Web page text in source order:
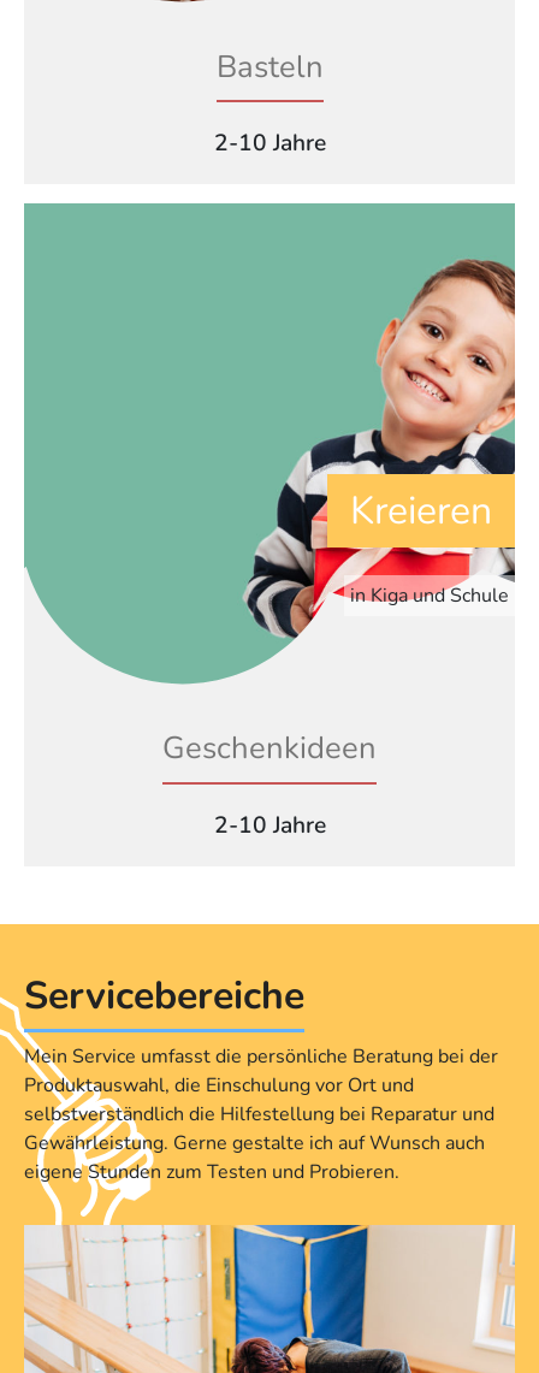
Basteln
2-10 Jahre
Geschenkideen
Kreieren
in Kiga und Schule
2-10 Jahre
Service­bereiche
Mein Service umfasst die persönliche Beratung bei der
Produktauswahl, die Einschulung vor Ort und
selbstverständlich die Hilfestellung bei Reparatur und
Gewährleistung. Gerne gestalte ich auf Wunsch auch
eigene Stunden zum Testen und Probieren.